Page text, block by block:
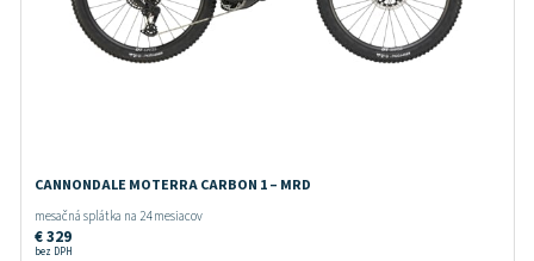
CANNONDALE MOTERRA CARBON 1 – MRD
mesačná splátka na 24 mesiacov
€329
bez DPH